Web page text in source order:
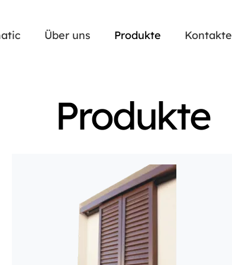
Über uns Produkte Kontakte
Produkte